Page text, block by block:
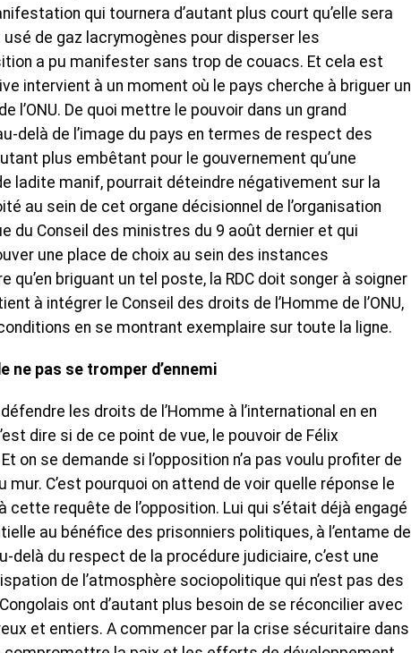
qui tournera d’autant plus court qu’elle sera
de gaz lacrymogènes pour disperser les
a pu manifester sans trop de couacs. Et cela est
intervient à un moment où le pays cherche à briguer un
l’ONU. De quoi mettre le pouvoir dans un grand
delà de l’image du pays en termes de respect des
plus embêtant pour le gouvernement qu’une
ladite manif, pourrait déteindre négativement sur la
au sein de cet organe décisionnel de l’organisation
du Conseil des ministres du 9 août dernier et qui
une place de choix au sein des instances
briguant un tel poste, la RDC doit songer à soigner
à intégrer le Conseil des droits de l’Homme de l’ONU,
en se montrant exemplaire sur toute la ligne.
ne pas se tromper d’ennemi
les droits de l’Homme à l’international en en
dire si de ce point de vue, le pouvoir de Félix
on se demande si l’opposition n’a pas voulu profiter de
C’est pourquoi on attend de voir quelle réponse le
cette requête de l’opposition. Lui qui s’était déjà engagé
au bénéfice des prisonniers politiques, à l’entame de
delà du respect de la procédure judiciaire, c’est une
de l’atmosphère sociopolitique qui n’est pas des
ont d’autant plus besoin de se réconcilier avec
et entiers. A commencer par la crise sécuritaire dans